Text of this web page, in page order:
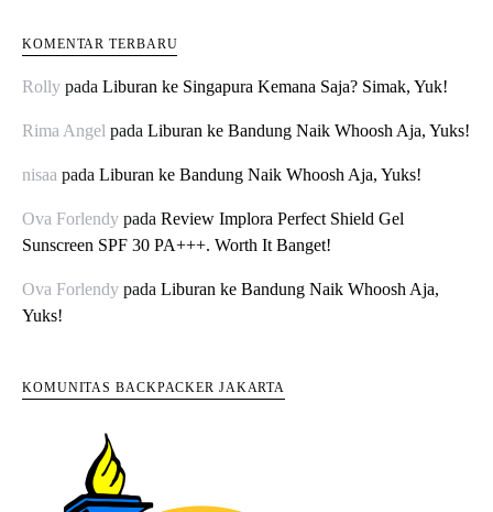
KOMENTAR TERBARU
Rolly pada Liburan ke Singapura Kemana Saja? Simak, Yuk!
Rima Angel pada Liburan ke Bandung Naik Whoosh Aja, Yuks!
nisaa pada Liburan ke Bandung Naik Whoosh Aja, Yuks!
Ova Forlendy pada Review Implora Perfect Shield Gel
Sunscreen SPF 30 PA+++. Worth It Banget!
Ova Forlendy pada Liburan ke Bandung Naik Whoosh Aja,
Yuks!
KOMUNITAS BACKPACKER JAKARTA